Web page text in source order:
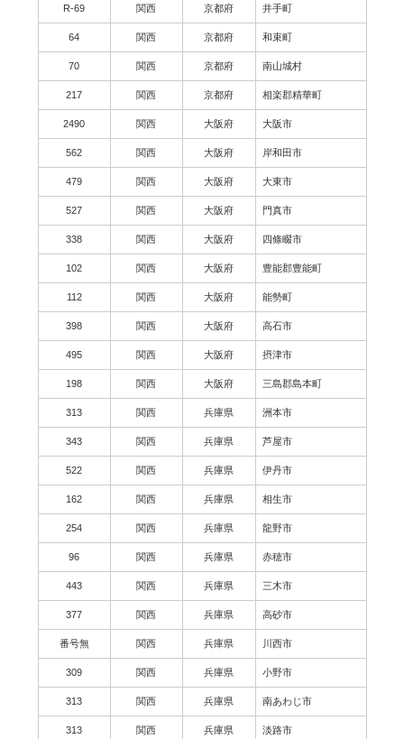
R-69 関西 京都府 井手町
64 関西 京都府 和束町
70 関西 京都府 南山城村
217 関西 京都府 相楽郡精華町
2490 関西 大阪府 大阪市
562 関西 大阪府 岸和田市
479 関西 大阪府 大東市
527 関西 大阪府 門真市
338 関西 大阪府 四條畷市
102 関西 大阪府 豊能郡豊能町
112 関西 大阪府 能勢町
398 関西 大阪府 高石市
495 関西 大阪府 摂津市
198 関西 大阪府 三島郡島本町
313 関西 兵庫県 洲本市
343 関西 兵庫県 芦屋市
522 関西 兵庫県 伊丹市
162 関西 兵庫県 相生市
254 関西 兵庫県 龍野市
96 関西 兵庫県 赤穂市
443 関西 兵庫県 三木市
377 関西 兵庫県 高砂市
番号無 関西 兵庫県 川西市
309 関西 兵庫県 小野市
313 関西 兵庫県 南あわじ市
313 関西 兵庫県 淡路市